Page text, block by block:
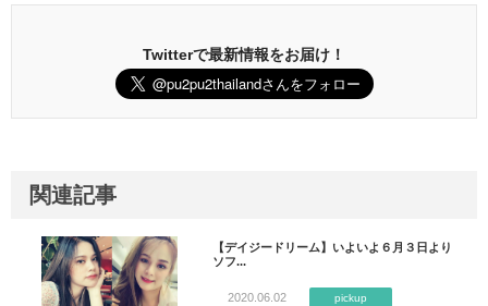
Twitterで最新情報をお届け！
関連記事
【デイジードリーム】いよいよ６月３日より
ソフ...
2020.06.02 pickup